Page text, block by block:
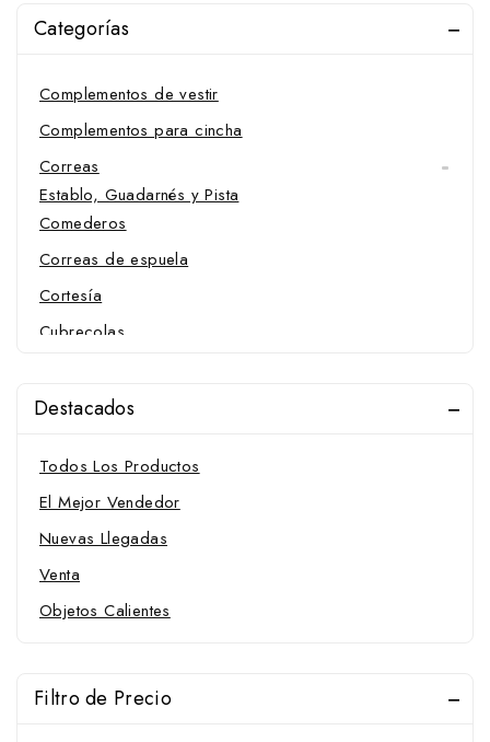
Categorías
Complementos de vestir
Complementos de vestir
Complementos para cincha
Correas
Establo, Guadarnés y Pista
Comederos
Correas de espuela
Cortesía
Cubrecolas
Cuidado de los cascos
pelo y tendones
Suplementos alimenticios y recompensas
Cuidado de piel
pelo y tendones
Varios regalo
Cuidado del cuero
Cuidados y Salud
Accesorios para limpieza
Destacados
Todos Los Productos
El Mejor Vendedor
Nuevas Llegadas
Venta
Objetos Calientes
Filtro de Precio